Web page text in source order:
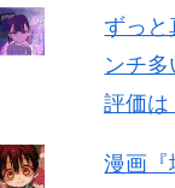
ずっと
ンチ多
評価は
漫画『